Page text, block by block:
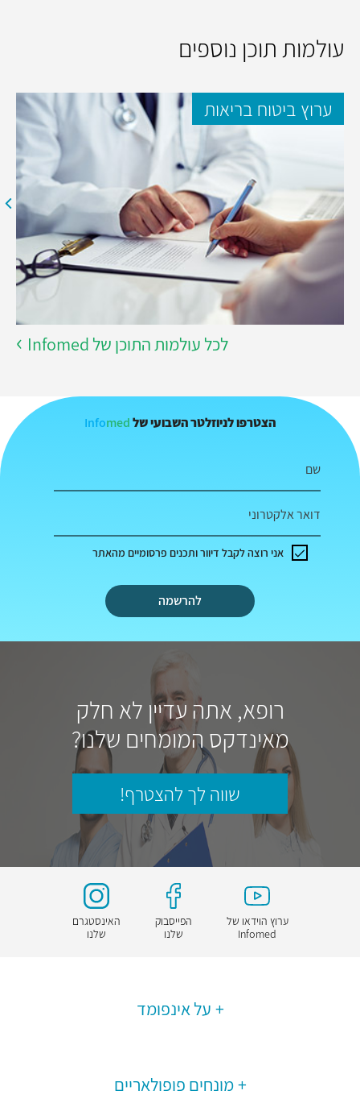
עולמות תוכן נוספים
ערוץ ביטוח בריאות
לכל עולמות התוכן של Infomed
הצטרפו לניוזלטר השבועי של Infomed
שם
דואר אלקטרוני
להרשמה
אני רוצה לקבל דיוור ותכנים פרסומיים מהאתר
רופא, אתה עדיין לא חלק
מאינדקס המומחים שלנו?
שווה לך להצטרף!
ערוץ הוידאו של
Infomed
הפייסבוק
שלנו
האינסטגרם
שלנו
על אינפומד
מונחים פופולאריים